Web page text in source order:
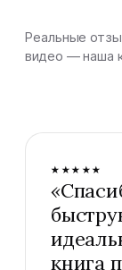
Реальные
видео — наша
★★★★★
«
книга